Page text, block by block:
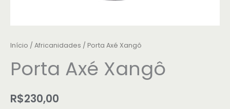
Início / Africanidades / Porta Axé Xangô
Porta Axé Xangô
R$230,00